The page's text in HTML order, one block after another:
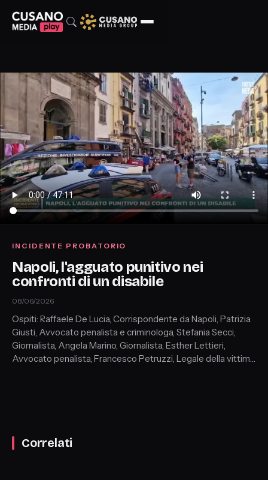
INCIDENTE PROBATORIO
Napoli, l'agguato punitivo nei
confronti di un disabile
08/06/2026
Ospiti: Raffaele De Lucia, Corrispondente da Napoli, Patrizia
Giusti, Avvocato penalista e criminologa, Stefania Secci,
Giornalista, Angela Marino, Giornalista, Esther Lettieri,
Avvocato penalista, Francesco Petruzzi, Legale della vittima,
Correlati